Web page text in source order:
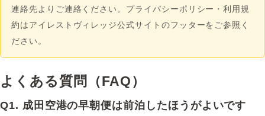
連絡先よりご連絡ください。プライバシーポリシー・利用規
約はアイレストヴィレッジ公式サイトのフッターをご参照く
ださい。
よくある質問（FAQ）
Q1. 成田空港の早朝便は前泊したほうがよいです